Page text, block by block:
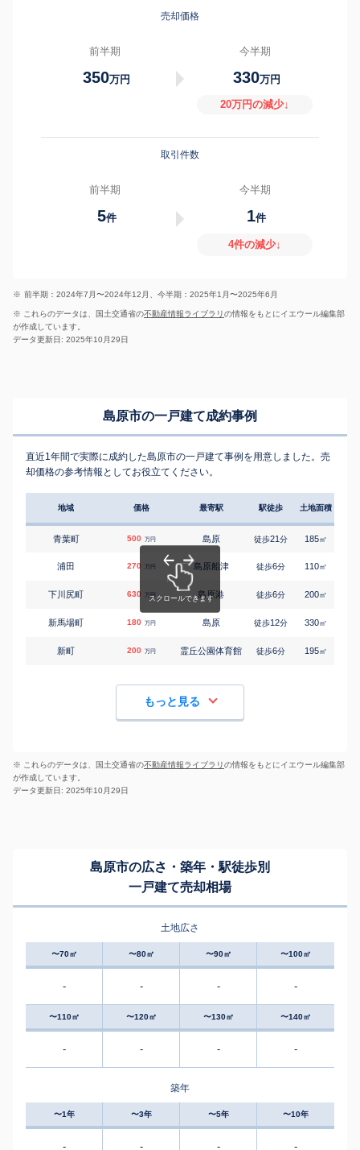
売却価格
前半期
350万円
今半期
330万円
20万円の減少↓
取引件数
前半期
5件
今半期
1件
4件の減少↓
※ 前半期：2024年7月〜2024年12月、今半期：2025年1月〜2025年6月
※ これらのデータは、国土交通省の不動産情報ライブラリの情報をもとにイエウール編集部
が作成しています。
データ更新日: 2025年10月29日
島原市の一戸建て成約事例
直近1年間で実際に成約した島原市の一戸建て事例を用意しました。売
却価格の参考情報としてお役立てください。
地域 価格 最寄駅 駅徒歩 土地面積
青葉町 500 万円 島原 徒歩21分 185㎡
浦田 270 万円 島原船津 徒歩6分 110㎡
下川尻町 630 万円 島原港 徒歩6分 200㎡
新馬場町 180 万円 島原 徒歩12分 330㎡
新町 200 万円 霊丘公園体育館 徒歩6分 195㎡
もっと見る
※ これらのデータは、国土交通省の不動産情報ライブラリの情報をもとにイエウール編集部
が作成しています。
データ更新日: 2025年10月29日
島原市の広さ・築年・駅徒歩別
一戸建て売却相場
土地広さ
〜70㎡ 〜80㎡ 〜90㎡ 〜100㎡
- - - -
〜110㎡ 〜120㎡ 〜130㎡ 〜140㎡
- - - -
築年
〜1年 〜3年 〜5年 〜10年
- - - -